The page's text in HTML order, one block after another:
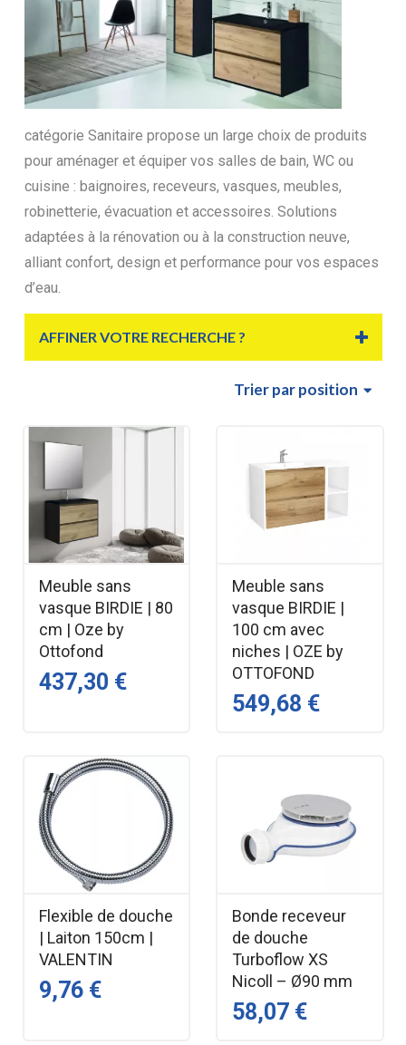
catégorie Sanitaire propose un large choix de produits
pour aménager et équiper vos salles de bain, WC ou
cuisine : baignoires, receveurs, vasques, meubles,
robinetterie, évacuation et accessoires. Solutions
adaptées à la rénovation ou à la construction neuve,
alliant confort, design et performance pour vos espaces
d’eau.
AFFINER VOTRE RECHERCHE ?
Trierpar position
Meuble sans
vasque BIRDIE | 80
cm | Oze by
Ottofond
437,30 €
Meuble sans
vasque BIRDIE |
100 cm avec
niches | OZE by
OTTOFOND
549,68 €
Flexible de douche
| Laiton 150cm |
VALENTIN
9,76 €
Bonde receveur
de douche
Turboflow XS
Nicoll – Ø90 mm
58,07 €